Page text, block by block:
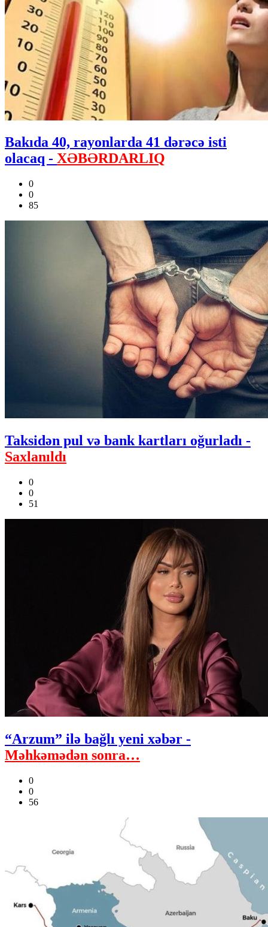
Bakıda 40, rayonlarda 41 dərəcə isti
olacaq - XƏBƏRDARLIQ
0
0
85
Taksidən pul və bank kartları oğurladı -
Saxlanıldı
0
0
51
“Arzum” ilə bağlı yeni xəbər -
Məhkəmədən sonra…
0
0
56